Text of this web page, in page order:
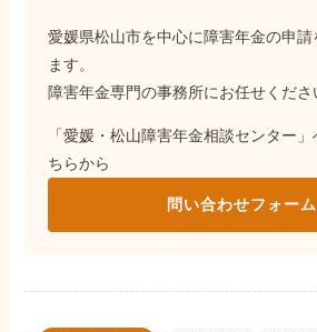
愛媛県松山市を中心に障害年金の申
ます。
障害年金専門の事務所にお任せくださ
「愛媛・松山障害年金相談センター
ちらから
問い合わせフォーム